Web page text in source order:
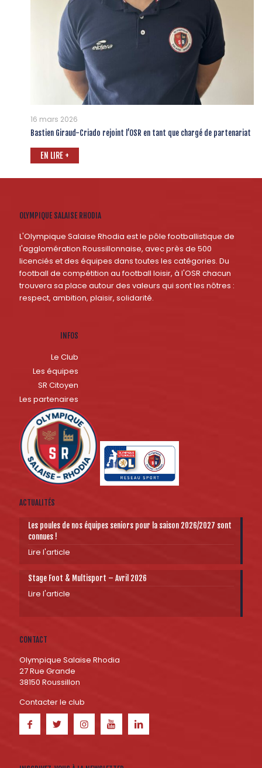
16 mars 2026
Bastien Giraud-Criado rejoint l’OSR en tant que chargé de partenariat
EN LIRE +
OLYMPIQUE SALAISE RHODIA
L'Olympique Salaise Rhodia est le pôle footballistique de
l'agglomération Roussillonnaise, avec près de 500
licenciés et des équipes dans toutes les catégories. Du
football de compétition au football loisir, à l'OSR chacun
trouvera sa place autour des valeurs qui sont les nôtres :
respect, ambition, plaisir, solidarité.
INFOS
Le Club
Les équipes
SR Citoyen
Les partenaires
ACTUALITÉS
Les poules de nos équipes seniors pour la saison 2026/2027 sont
connues !
Lire l'article
Stage Foot & Multisport – Avril 2026
Lire l'article
CONTACT
Olympique Salaise Rhodia
27 Rue Grande
38150 Roussillon
Contacter le club